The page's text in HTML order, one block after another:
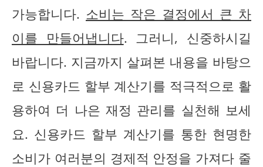
가능합니다. 소비는 작은 결정에서 큰 차
이를 만들어냅니다. 그러니, 신중하시길
바랍니다. 지금까지 살펴본 내용을 바탕으
로 신용카드 할부 계산기를 적극적으로 활
용하여 더 나은 재정 관리를 실천해 보세
요. 신용카드 할부 계산기를 통한 현명한
소비가 여러분의 경제적 안정을 가져다 줄